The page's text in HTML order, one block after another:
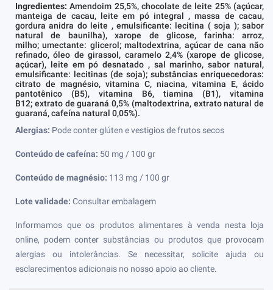
Ingredientes:Amendoim 25,5%, chocolate de leite 25% (açúcar,
manteiga de cacau, leite em pó integral , massa de cacau,
gordura anidra do leite , emulsificante: lecitina ( soja ); sabor
natural de baunilha), xarope de glicose, farinha: arroz,
milho; umectante: glicerol; maltodextrina, açúcar de cana não
refinado, óleo de girassol, caramelo 2,4% (xarope de glicose,
açúcar), leite em pó desnatado , sal marinho, sabor natural,
emulsificante: lecitinas (de soja); substâncias enriquecedoras:
citrato de magnésio, vitamina C, niacina, vitamina E, ácido
pantotênico (B5), vitamina B6, tiamina (B1), vitamina
B12; extrato de guaraná 0,5% (maltodextrina, extrato natural de
guaraná, cafeína natural 0,05%).
Alergias: Pode conter glúten e vestigios de frutos secos
Conteúdo de cafeína: 50 mg / 100 gr
Conteúdo de magnésio: 113 mg / 100 gr
Lote validade: Consultar embalagem
Informamos que os produtos alimentares à venda nesta loja
online, podem conter substâncias ou produtos que provocam
alergias ou intolerâncias. Se necessitar, solicite ajuda ou
esclarecimentos adicionais no nosso apoio ao cliente.